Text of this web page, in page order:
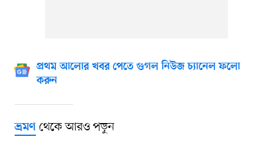
প্রথম আলোর খবর পেতে গুগল নিউজ চ্যানেল ফলো
করুন
ভ্রমণথেকে আরও পড়ুন